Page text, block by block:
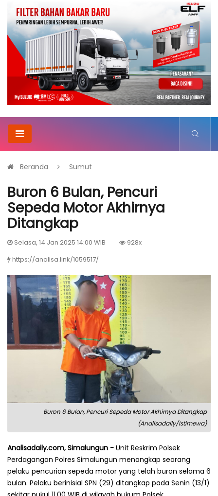
Beranda Sumut
Buron 6 Bulan, Pencuri
Sepeda Motor Akhirnya
Ditangkap
Selasa, 14 Jan 2025 14:00 WIB
928x
https://analisa.link/1059517/
Buron 6 Bulan, Pencuri Sepeda Motor Akhirnya Ditangkap
(Analisadaily/Istimewa)
Analisadaily.com, Simalungun - Unit Reskrim Polsek
Perdagangan Polres Simalungun menangkap seorang
pelaku pencurian sepeda motor yang telah buron selama 6
bulan. Pelaku berinisial SPN (29) ditangkap pada Senin (13/1)